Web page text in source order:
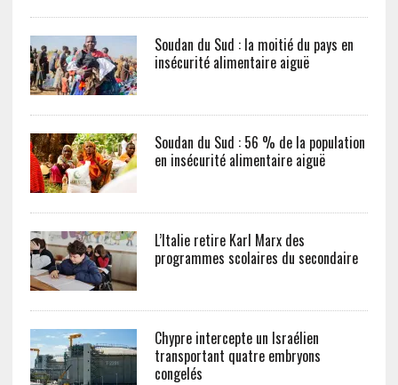
Soudan du Sud : la moitié du pays en
insécurité alimentaire aiguë
Soudan du Sud : 56 % de la population
en insécurité alimentaire aiguë
L’Italie retire Karl Marx des
programmes scolaires du secondaire
Chypre intercepte un Israélien
transportant quatre embryons
congelés